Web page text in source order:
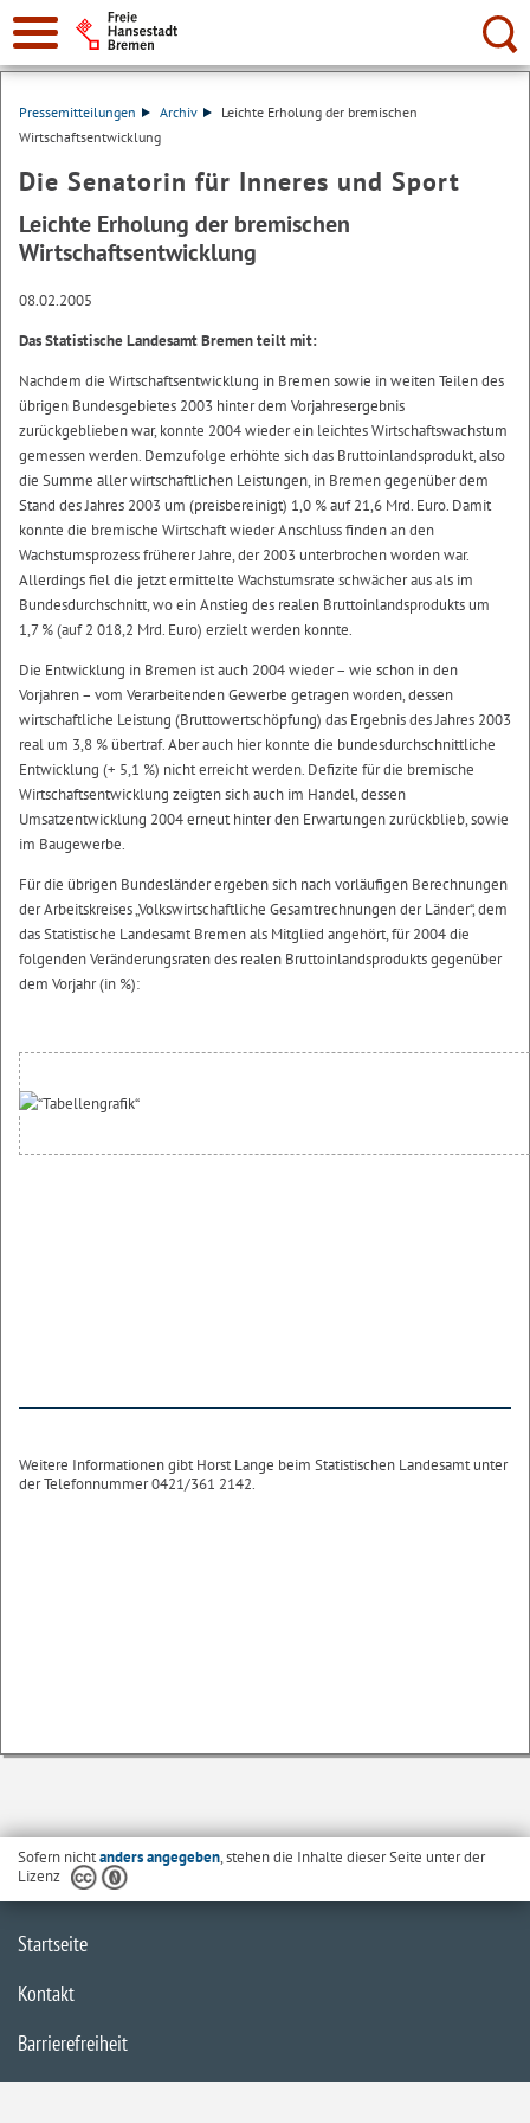
Suche:
Pressemitteilungen Archiv
Leichte Erholung der bremischen
Wirtschaftsentwicklung
Die Senatorin für Inneres und Sport
Leichte Erholung der bremischen
Wirtschaftsentwicklung
08.02.2005
Das Statistische Landesamt Bremen teilt mit:
Nachdem die Wirtschaftsentwicklung in Bremen sowie in weiten Teilen des
übrigen Bundesgebietes 2003 hinter dem Vorjahresergebnis
zurückgeblieben war, konnte 2004 wieder ein leichtes Wirtschaftswachstum
gemessen werden. Demzufolge erhöhte sich das Bruttoinlandsprodukt, also
die Summe aller wirtschaftlichen Leistungen, in Bremen gegenüber dem
Stand des Jahres 2003 um (preisbereinigt) 1,0 % auf 21,6 Mrd. Euro. Damit
konnte die bremische Wirtschaft wieder Anschluss finden an den
Wachstumsprozess früherer Jahre, der 2003 unterbrochen worden war.
Allerdings fiel die jetzt ermittelte Wachstumsrate schwächer aus als im
Bundesdurchschnitt, wo ein Anstieg des realen Bruttoinlandsprodukts um
1,7 % (auf 2 018,2 Mrd. Euro) erzielt werden konnte.
Die Entwicklung in Bremen ist auch 2004 wieder – wie schon in den
Vorjahren – vom Verarbeitenden Gewerbe getragen worden, dessen
wirtschaftliche Leistung (Bruttowertschöpfung) das Ergebnis des Jahres 2003
real um 3,8 % übertraf. Aber auch hier konnte die bundesdurchschnittliche
Entwicklung (+ 5,1 %) nicht erreicht werden. Defizite für die bremische
Wirtschaftsentwicklung zeigten sich auch im Handel, dessen
Umsatzentwicklung 2004 erneut hinter den Erwartungen zurückblieb, sowie
im Baugewerbe.
Für die übrigen Bundesländer ergeben sich nach vorläufigen Berechnungen
der Arbeitskreises „Volkswirtschaftliche Gesamtrechnungen der Länder“, dem
das Statistische Landesamt Bremen als Mitglied angehört, für 2004 die
folgenden Veränderungsraten des realen Bruttoinlandsprodukts gegenüber
dem Vorjahr (in %):
Weitere Informationen gibt Horst Lange beim Statistischen Landesamt unter
der Telefonnummer 0421/361 2142.
Sofern nichtanders angegeben, stehen die Inhalte dieser Seite unter der
Lizenz
Startseite
Kontakt
Barrierefreiheit